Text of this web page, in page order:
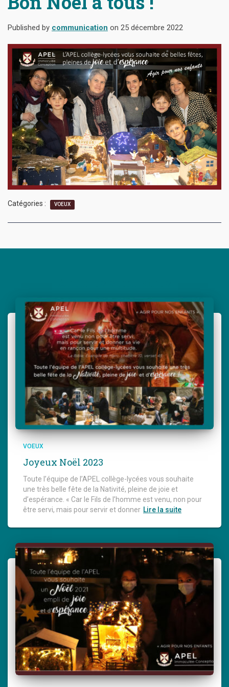
Published by communication on 25 décembre 2022
Catégories : VOEUX
VOEUX
Joyeux Noël 2023
Toute l’équipe de l’APEL collège-lycées vous souhaite
une très belle fête de la Nativité, pleine de joie et
d’espérance. « Car le Fils de l’homme est venu, non pour
être servi, mais pour servir et donner Lire la suite